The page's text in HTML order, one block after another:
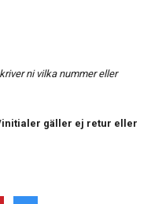
ni vilka nummer eller
initialer gäller ej retur eller